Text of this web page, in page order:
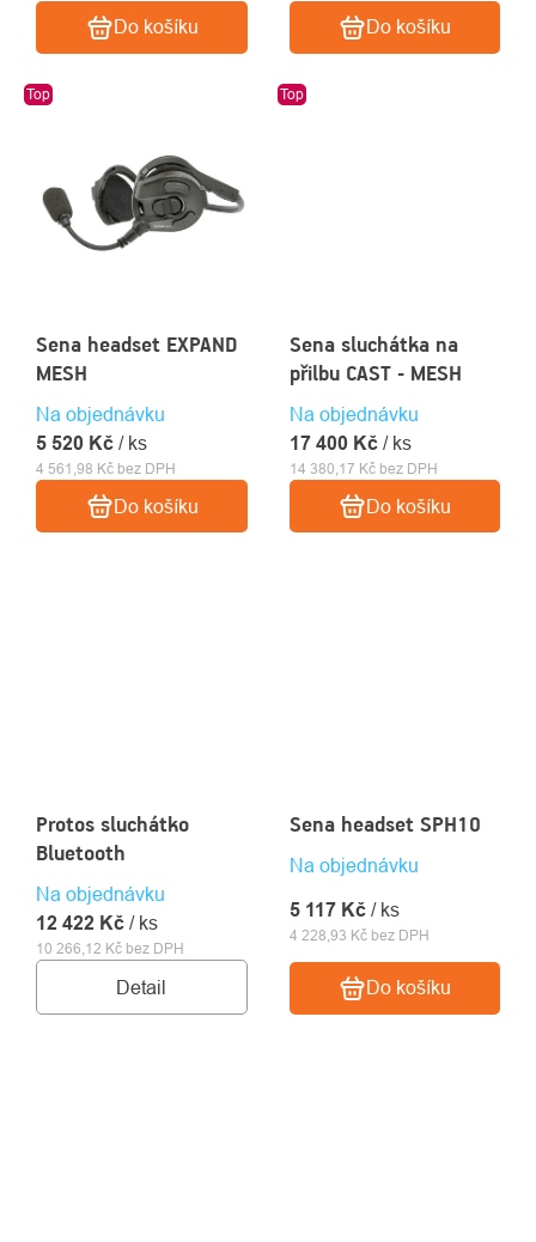
Do košíku Do košíku
Top
Sena headset EXPAND
MESH
Na objednávku
4 561,98 Kč bez DPH
5 520 Kč / ks
Do košíku
Top
Sena sluchátka na
přilbu CAST - MESH
Na objednávku
14 380,17 Kč bez DPH
17 400 Kč / ks
Do košíku
Protos sluchátko
Bluetooth
Na objednávku
10 266,12 Kč bez DPH
12 422 Kč / ks
Detail
Sena headset SPH10
Na objednávku
4 228,93 Kč bez DPH
5 117 Kč / ks
Do košíku